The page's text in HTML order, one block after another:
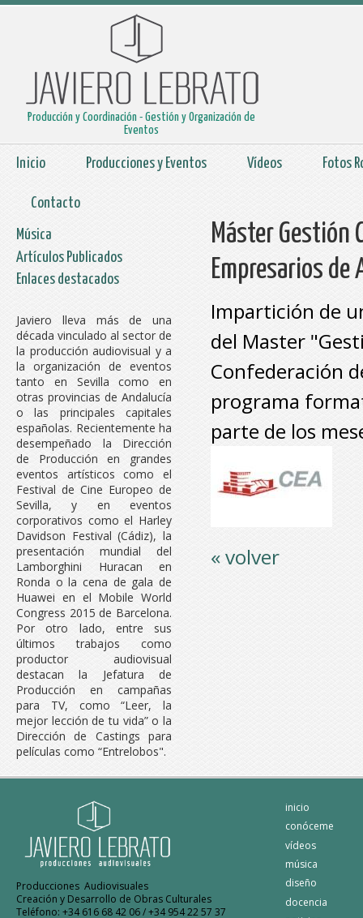
Producción y Coordinación - Gestión y Organización de
Eventos
Inicio Producciones y Eventos Vídeos Fotos
Contacto
Máster Gestión
Empresarios de
Impartición de
del Master
Confederación
programa
parte de los
« volver
Música
Artículos Publicados
Enlaces destacados
Javiero lleva más de una
década vinculado al sector de
la producción audiovisual y a
la organización de eventos
tanto en Sevilla como en
otras provincias de Andalucía
o las principales capitales
españolas. Recientemente ha
desempeñado la Dirección
de Producción en grandes
eventos artísticos como el
Festival de Cine Europeo de
Sevilla, y en eventos
corporativos como el Harley
Davidson Festival (Cádiz), la
presentación mundial del
Lamborghini Huracan en
Ronda o la cena de gala de
Huawei en el Mobile World
Congress 2015 de Barcelona.
Por otro lado, entre sus
últimos trabajos como
productor audiovisual
destacan la Jefatura de
Producción en campañas
para TV, como “Leer, la
mejor lección de tu vida” o la
Dirección de Castings para
películas como “Entrelobos".
Producciones Audiovisuales
Creación y Desarrollo de Obras Culturales
Teléfono: +34 616 68 42 06 / +34 954 22 57 37
inicio
conóceme
vídeos
música
diseño
docencia